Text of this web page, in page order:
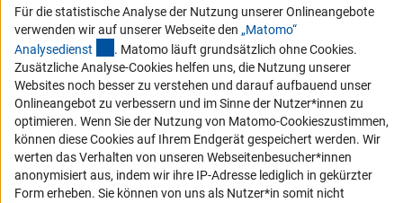
Vergabeverfahren
Barrierefreiheit
Service und Informationen für Menschen mit Behinderungen
Erklärung zur Barrierefreiheit
Barriere melden
DFG-aktuell
Für die statistische Analyse der Nutzung unserer Onlineangebote
verwenden wir auf unserer Webseite den „Matomo“
Analysedienst (externer Link)
. Matomo läuft grundsätzlich ohne Cookies.
Zusätzliche Analyse-Cookies helfen uns, die Nutzung unserer
Websites noch besser zu verstehen und darauf aufbauend unser
Onlineangebot zu verbessern und im Sinne der Nutzer*innen zu
optimieren. Wenn Sie der Nutzung von Matomo-Cookieszustimmen,
können diese Cookies auf Ihrem Endgerät gespeichert werden. Wir
werten das Verhalten von unseren Webseitenbesucher*innen
anonymisiert aus, indem wir ihre IP-Adresse lediglich in gekürzter
Form erheben. Sie können von uns als Nutzer*in somit nicht